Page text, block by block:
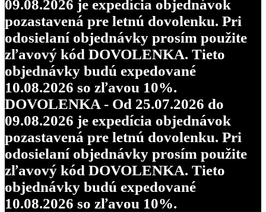
09.08.2026 je expedícia objednávok
pozastavená pre letnú dovolenku. Pri
odosielaní objednávky prosím použite
zľavový kód DOVOLENKA. Tieto
objednávky budú expedované
10.08.2026 so zľavou 10%.
DOVOLENKA - Od 25.07.2026 do
09.08.2026 je expedícia objednávok
pozastavená pre letnú dovolenku. Pri
odosielaní objednávky prosím použite
zľavový kód DOVOLENKA. Tieto
objednávky budú expedované
10.08.2026 so zľavou 10%.